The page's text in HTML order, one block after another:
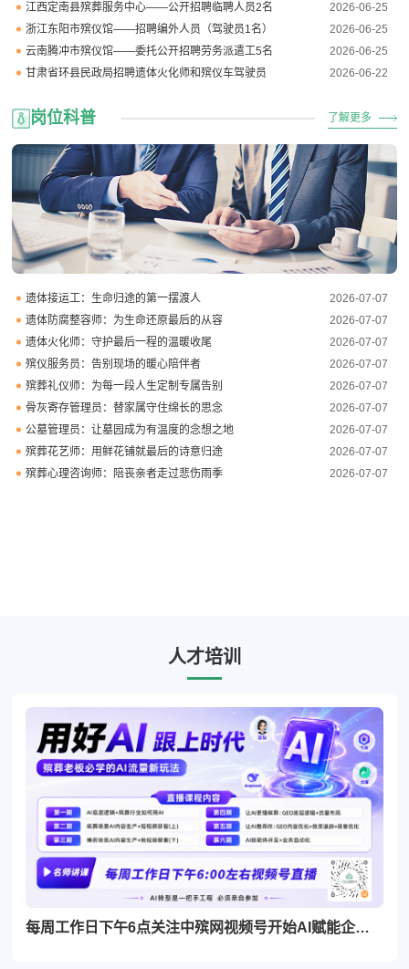
江西定南县殡葬服务中心——公开招聘临聘人员2名
2026-06-25
浙江东阳市殡仪馆——招聘编外人员（驾驶员1名）
2026-06-25
云南腾冲市殡仪馆——委托公开招聘劳务派遣工5名
2026-06-25
甘肃省环县民政局招聘遗体火化师和殡仪车驾驶员
2026-06-22
岗位科普 了解更多
遗体接运工：生命归途的第一摆渡人
2026-07-07
遗体防腐整容师：为生命还原最后的从容
2026-07-07
遗体火化师：守护最后一程的温暖收尾
2026-07-07
殡仪服务员：告别现场的暖心陪伴者
2026-07-07
殡葬礼仪师：为每一段人生定制专属告别
2026-07-07
骨灰寄存管理员：替家属守住绵长的思念
2026-07-07
公墓管理员：让墓园成为有温度的念想之地
2026-07-07
殡葬花艺师：用鲜花铺就最后的诗意归途
2026-07-07
殡葬心理咨询师：陪丧亲者走过悲伤雨季
2026-07-07
人才培训
每周工作日下午6点关注中殡网视频号开始AI赋能企业直播